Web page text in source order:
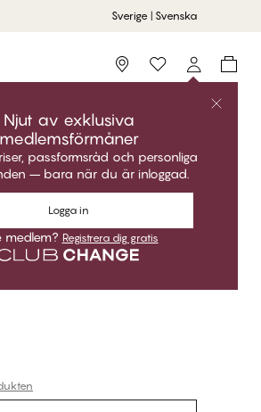
Sverige | Svenska
Storefinder
Njut av exklusiva
medlemsförmåner
passformsråd och personliga
– bara när du är inloggad.
Logga in
medlem? Registrera dig gratis
upp dina exklusiva
giltiga när du är inloggad.